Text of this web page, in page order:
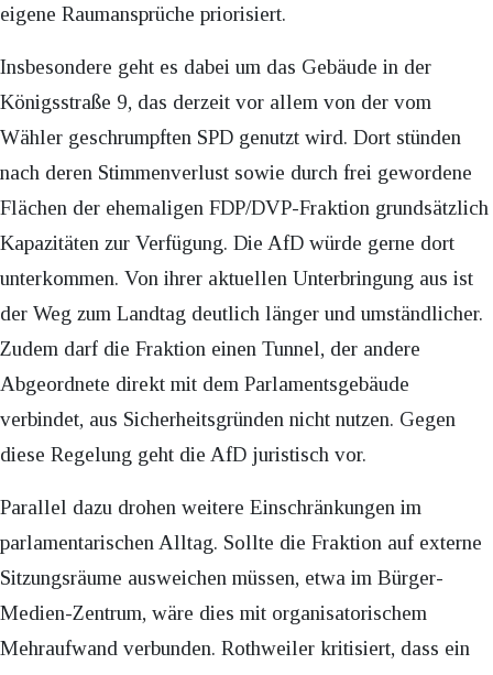
eigene Raumansprüche priorisiert.
Insbesondere geht es dabei um das Gebäude in der
Königsstraße 9, das derzeit vor allem von der vom
Wähler geschrumpften SPD genutzt wird. Dort stünden
nach deren Stimmenverlust sowie durch frei gewordene
Flächen der ehemaligen FDP/DVP-Fraktion grundsätzlich
Kapazitäten zur Verfügung. Die AfD würde gerne dort
unterkommen. Von ihrer aktuellen Unterbringung aus ist
der Weg zum Landtag deutlich länger und umständlicher.
Zudem darf die Fraktion einen Tunnel, der andere
Abgeordnete direkt mit dem Parlamentsgebäude
verbindet, aus Sicherheitsgründen nicht nutzen. Gegen
diese Regelung geht die AfD juristisch vor.
Parallel dazu drohen weitere Einschränkungen im
parlamentarischen Alltag. Sollte die Fraktion auf externe
Sitzungsräume ausweichen müssen, etwa im Bürger-
Medien-Zentrum, wäre dies mit organisatorischem
Mehraufwand verbunden. Rothweiler kritisiert, dass ein